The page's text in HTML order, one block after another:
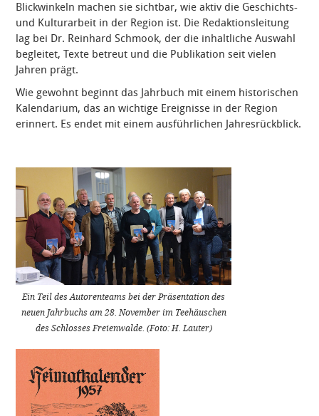
Blickwinkeln machen sie sichtbar, wie aktiv die Geschichts-
und Kulturarbeit in der Region ist. Die Redaktionsleitung
lag bei Dr. Reinhard Schmook, der die inhaltliche Auswahl
begleitet, Texte betreut und die Publikation seit vielen
Jahren prägt.
Wie gewohnt beginnt das Jahrbuch mit einem historischen
Kalendarium, das an wichtige Ereignisse in der Region
erinnert. Es endet mit einem ausführlichen Jahresrückblick.
Ein Teil des Autorenteams bei der Präsentation des
neuen Jahrbuchs am 28. November im Teehäuschen
des Schlosses Freienwalde. (Foto: H. Lauter)